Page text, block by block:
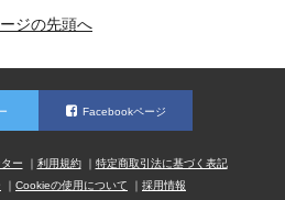
ジの先頭へ
Facebookページ
ー 利用規約
特定商取引法に基づく表記
Cookieの使用について 採用情報